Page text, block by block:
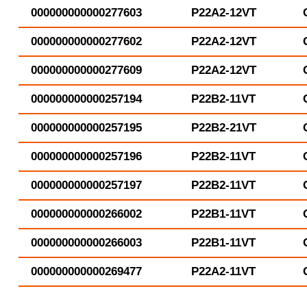
000000000000277603 P22A2-12VT
000000000000277602 P22A2-12VT
000000000000277609 P22A2-12VT
000000000000257194 P22B2-11VT
000000000000257195 P22B2-21VT
000000000000257196 P22B2-11VT
000000000000257197 P22B2-11VT
000000000000266002 P22B1-11VT
000000000000266003 P22B1-11VT
000000000000269477 P22A2-11VT